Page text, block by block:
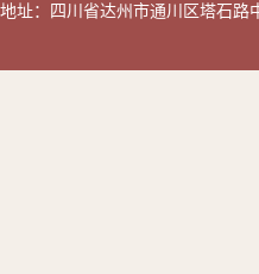
地址：四川省达州市通川区塔石